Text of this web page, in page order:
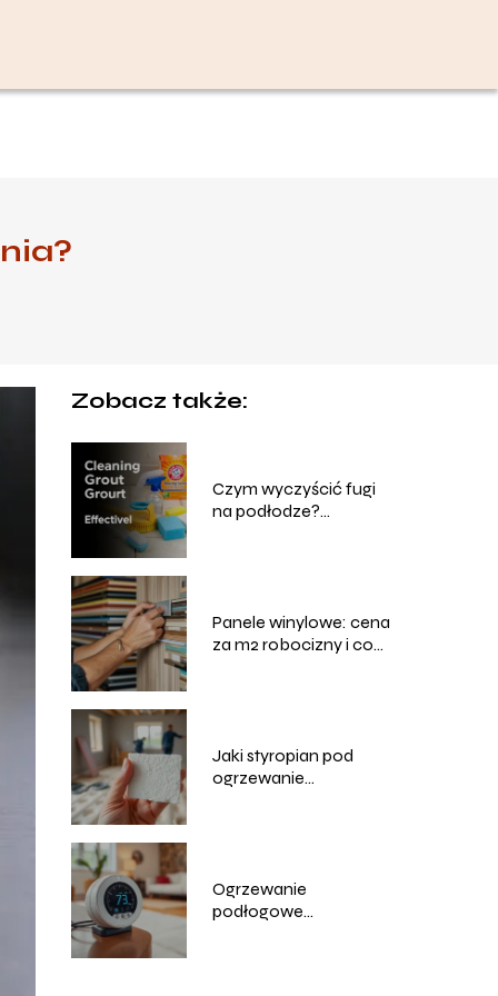
Zobacz także:
Czym wyczyścić fugi
na podłodze?
Panele winylowe: cena
za m2 robocizny i co
Jaki styropian pod
ogrzewanie
Ogrzewanie
podłogowe